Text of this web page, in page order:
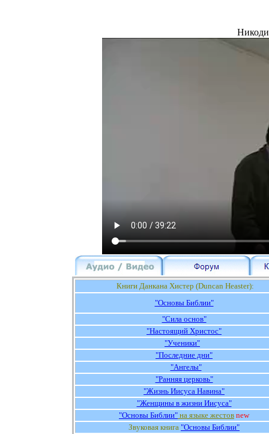
Книги Данкана Хистер (Duncan Heaster):
"Основы Библии"
"Сила основ"
"Настоящий Христос"
"Ученики"
"Последние дни"
"Ангелы"
"Ранняя церковь"
"Жизнь Иисуса Навина"
"Женщины в жизни Иисуса"
"Основы Библии" на языке жестов new
Звуковая книга "Основы Библии"